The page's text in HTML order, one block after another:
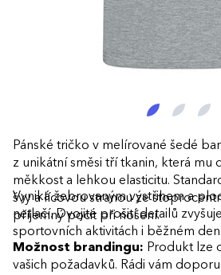
Pánské tričko v melírované šedé
z unikátní směsi tří tkanin, která mu
měkkost a lehkou elasticitu.
švy a lícovou stranou ze
příjemný pocit při nošení.
Vyniká žebrovaným výstřihem a
netlačí. Dvojité prošití detailů
sportovních aktivitách i běžném
Možnost brandingu: Produkt lze
vašich požadavků. Rádi vám